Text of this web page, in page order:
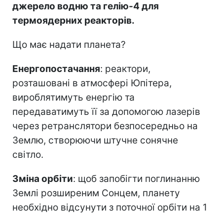
джерело водню та гелію-4 для
термоядерних реакторів.
Що має надати планета?
Енергопостачання: реактори,
розташовані в атмосфері Юпітера,
вироблятимуть енергію та
передаватимуть її за допомогою лазерів
через ретранслятори безпосередньо на
Землю, створюючи штучне сонячне
світло.
Зміна орбіти: щоб запобігти поглинанню
Землі розширеним Сонцем, планету
необхідно відсунути з поточної орбіти на 1